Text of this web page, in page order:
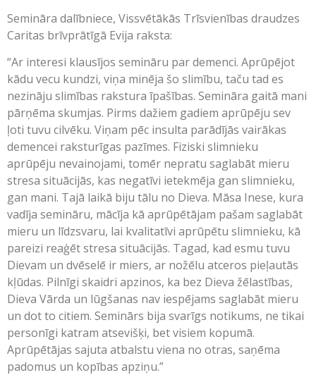
Semināra dalībniece, Vissvētākās Trīsvienības draudzes
Caritas brīvprātīgā Evija raksta:
“Ar interesi klausījos semināru par demenci. Aprūpējot
kādu vecu kundzi, viņa minēja šo slimību, taču tad es
nezināju slimības rakstura īpašības. Semināra gaitā mani
pārņēma skumjas. Pirms dažiem gadiem aprūpēju sev
ļoti tuvu cilvēku. Viņam pēc insulta parādījās vairākas
demencei raksturīgas pazīmes. Fiziski slimnieku
aprūpēju nevainojami, tomēr nepratu saglabāt mieru
stresa situācijās, kas negatīvi ietekmēja gan slimnieku,
gan mani. Tajā laikā biju tālu no Dieva. Māsa Inese, kura
vadīja semināru, mācīja kā aprūpētājam pašam saglabāt
mieru un līdzsvaru, lai kvalitatīvi aprūpētu slimnieku, kā
pareizi reaģēt stresa situācijās. Tagad, kad esmu tuvu
Dievam un dvēselē ir miers, ar nožēlu atceros pieļautās
kļūdas. Pilnīgi skaidri apzinos, ka bez Dieva žēlastības,
Dieva Vārda un lūgšanas nav iespējams saglabāt mieru
un dot to citiem. Seminārs bija svarīgs notikums, ne tikai
personīgi katram atsevišķi, bet visiem kopumā.
Aprūpētājas sajuta atbalstu viena no otras, saņēma
padomus un kopības apziņu.”